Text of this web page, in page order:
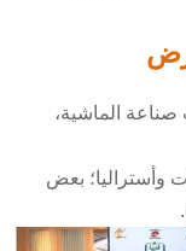
صناعة الماشية،
وأستراليا؛ بعض